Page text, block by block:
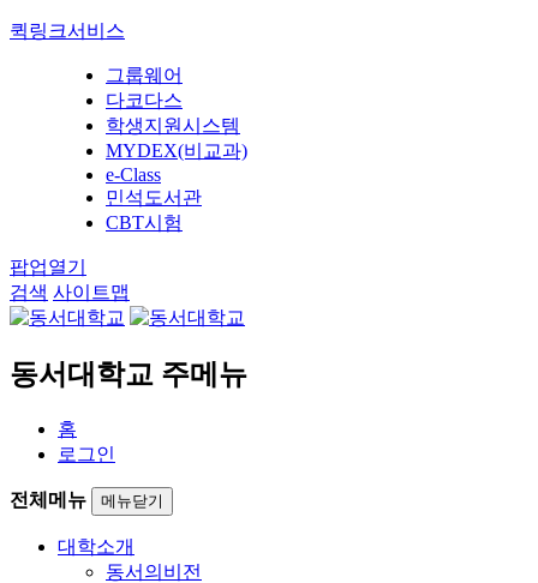
퀵링크서비스
그룹웨어
다코다스
학생지원시스템
MYDEX(비교과)
e-Class
민석도서관
CBT시험
팝업열기
검색 사이트맵
동서대학교 주메뉴
홈
로그인
전체메뉴 메뉴닫기
대학소개
동서의비전